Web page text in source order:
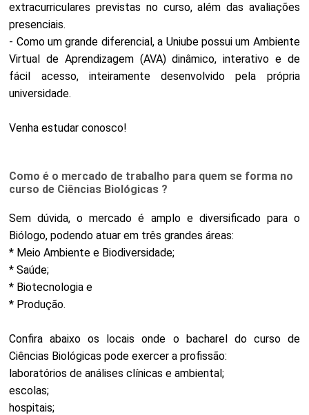
extracurriculares previstas no curso, além das avaliações
presenciais.
- Como um grande diferencial, a Uniube possui um Ambiente
Virtual de Aprendizagem (AVA) dinâmico, interativo e de
fácil acesso, inteiramente desenvolvido pela própria
universidade.
Venha estudar conosco!
Como é o mercado de trabalho para quem se forma no
curso de Ciências Biológicas ?
Sem dúvida, o mercado é amplo e diversificado para o
Biólogo, podendo atuar em três grandes áreas:
* Meio Ambiente e Biodiversidade;
* Saúde;
* Biotecnologia e
* Produção.
Confira abaixo os locais onde o bacharel do curso de
Ciências Biológicas pode exercer a profissão:
laboratórios de análises clínicas e ambiental;
escolas;
hospitais;